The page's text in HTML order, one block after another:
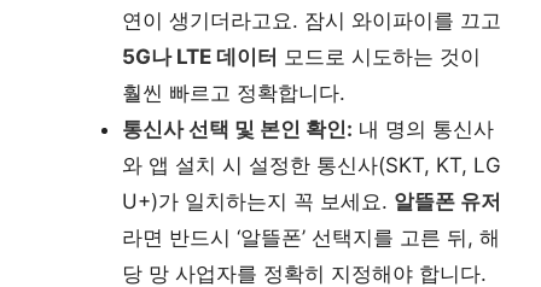
연이 생기더라고요. 잠시 와이파이를 끄고
5G나 LTE 데이터 모드로 시도하는 것이
훨씬 빠르고 정확합니다.
통신사 선택 및 본인 확인: 내 명의 통신사
와 앱 설치 시 설정한 통신사(SKT, KT, LG
U+)가 일치하는지 꼭 보세요. 알뜰폰 유저
라면 반드시 ‘알뜰폰’ 선택지를 고른 뒤, 해
당 망 사업자를 정확히 지정해야 합니다.